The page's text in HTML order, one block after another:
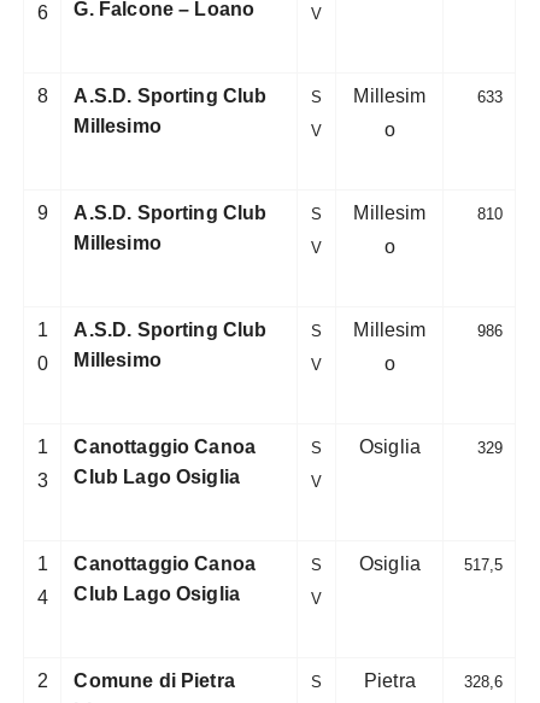
6 G. Falcone – Loano V
8
A.S.D. Sporting Club
Millesimo
S
V
Millesim
o
633
9
A.S.D. Sporting Club
Millesimo
S
V
Millesim
o
810
1
0
A.S.D. Sporting Club
Millesimo
S
V
Millesim
o
986
1
3
Canottaggio Canoa
Club Lago Osiglia
S
V
Osiglia 329
1
4
Canottaggio Canoa
Club Lago Osiglia
S
V
Osiglia 517,5
2
Comune di Pietra
S
Pietra
328,6